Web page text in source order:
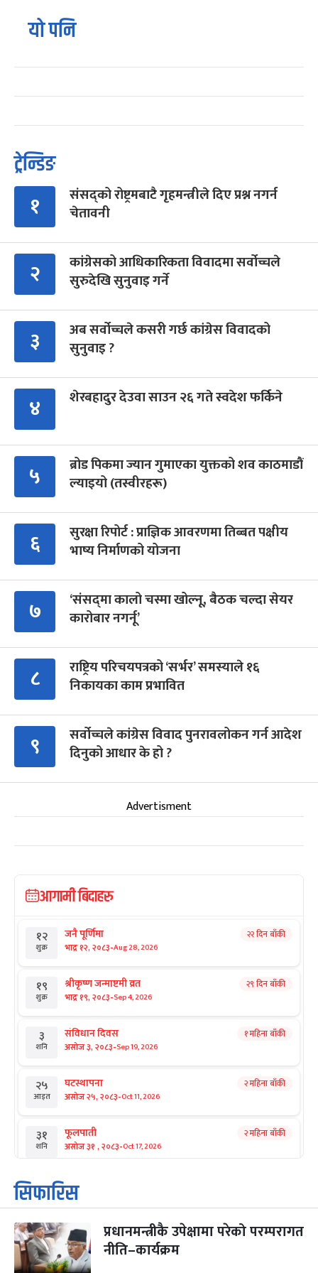
यो पनि
ट्रेन्डिङ
१
संसद्को रोष्ट्रमबाटै गृहमन्त्रीले दिए प्रश्न नगर्न
चेतावनी
२
कांग्रेसको आधिकारिकता विवादमा सर्वोच्चले
सुरुदेखि सुनुवाइ गर्ने
३
अब सर्वोच्चले कसरी गर्छ कांग्रेस विवादको
सुनुवाइ ?
४ शेरबहादुर देउवा साउन २६ गते स्वदेश फर्किने
५
ब्रोड पिकमा ज्यान गुमाएका युक्तको शव काठमाडौं
ल्याइयो (तस्वीरहरू)
६
सुरक्षा रिपोर्ट : प्राज्ञिक आवरणमा तिब्बत पक्षीय
भाष्य निर्माणको योजना
७
‘संसद्‍मा कालो चस्मा खोल्नू, बैठक चल्दा सेयर
कारोबार नगर्नू’
८
राष्ट्रिय परिचयपत्रको ‘सर्भर’ समस्याले १६
निकायका काम प्रभावित
९
सर्वोच्चले कांग्रेस विवाद पुनरावलोकन गर्न आदेश
दिनुको आधार के हो ?
Advertisment
आगामी बिदाहरु
१२
शुक्र
जनै पूर्णिमा
भाद्र १२, २०८३-Aug 28, 2026
२२ दिन बाँकी
१९
शुक्र
श्रीकृष्ण जन्माष्टमी व्रत
भाद्र १९, २०८३-Sep 4, 2026
२९ दिन बाँकी
३
शनि
संविधान दिवस
असोज ३, २०८३-Sep 19, 2026
१ महिना बाँकी
२५
आइत
घटस्थापना
असोज २५, २०८३-Oct 11, 2026
२ महिना बाँकी
३१
शनि
फूलपाती
असोज ३१ , २०८३-Oct 17, 2026
२ महिना बाँकी
१
आइत
कार्तिक सङ्क्रान्ति
कार्तिक १, २०८३
३
मंगल
महानवमी
कार्तिक ३, २०८३-Oct 20, 2026
२ महिना बाँकी
सिफारिस
प्रधानमन्त्रीकै उपेक्षामा परेको परम्परागत
नीति–कार्यक्रम